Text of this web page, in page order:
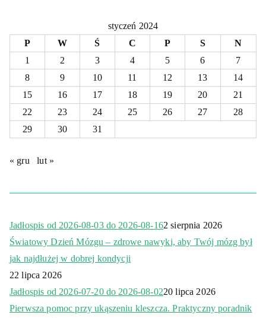
styczeń 2024
P
W Ś C P S
N
1
2 3 4 5 6
7
8
9 10 11 12 13
14
15
16 17 18 19 20
21
22
23 24 25 26 27
28
29
30 31
« gru lut »
Jadłospis od 2026-08-03 do 2026-08-162 sierpnia 2026
Światowy Dzień Mózgu – zdrowe nawyki, aby Twój mózg był
jak najdłużej w dobrej kondycji
22 lipca 2026
Jadłospis od 2026-07-20 do 2026-08-0220 lipca 2026
Pierwsza pomoc przy ukąszeniu kleszcza. Praktyczny poradnik